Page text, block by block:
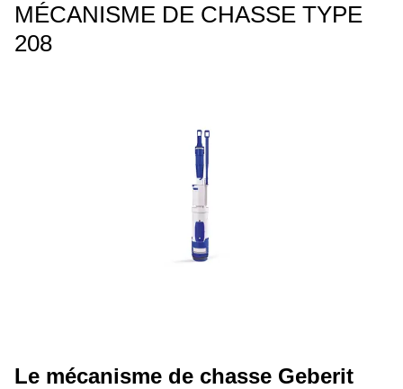
MÉCANISME DE CHASSE TYPE
208
Le mécanisme de chasse Geberit